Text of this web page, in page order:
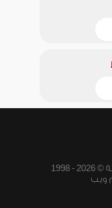
جميع الحقوق محفوظة © 2026 - 1998
ويب